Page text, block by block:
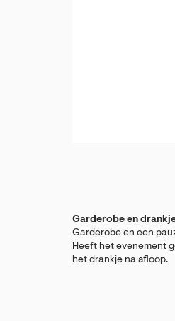
Garderobe en
Garderobe en een
Heeft het evenement
het drankje na afloop.